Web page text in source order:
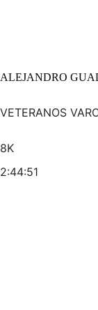
ALEJANDRO
VETERANOS
8K
2:44:51